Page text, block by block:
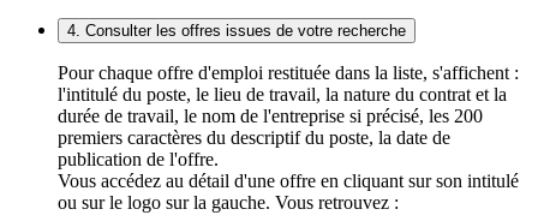
4. Consulter les offres issues de votre recherche
Pour chaque offre d'emploi restituée dans la liste, s'affichent :
l'intitulé du poste, le lieu de travail, la nature du contrat et la
durée de travail, le nom de l'entreprise si précisé, les 200
premiers caractères du descriptif du poste, la date de
publication de l'offre.
Vous accédez au détail d'une offre en cliquant sur son intitulé
ou sur le logo sur la gauche. Vous retrouvez :